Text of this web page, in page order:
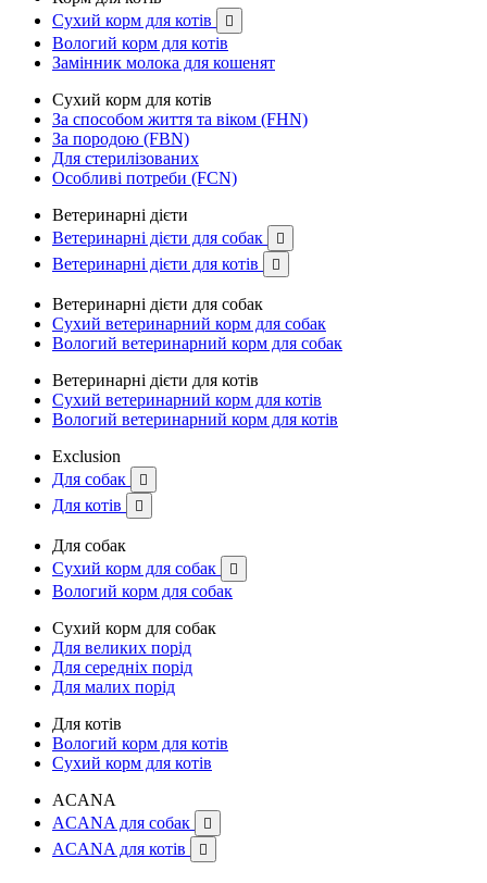
Сухий корм для котів

Вологий корм для котів
Замінник молока для кошенят
Сухий корм для котів
За способом життя та віком (FHN)
За породою (FBN)
Для стерилізованих
Особливі потреби (FCN)
Ветеринарні дієти
Ветеринарні дієти для собак

Ветеринарні дієти для котів 
Ветеринарні дієти для собак
Сухий ветеринарний корм для собак
Вологий ветеринарний корм для собак
Ветеринарні дієти для котів
Сухий ветеринарний корм для котів
Вологий ветеринарний корм для котів
Exclusion
Для собак

Для котів 
Для собак
Сухий корм для собак

Вологий корм для собак
Сухий корм для собак
Для великих порід
Для середніх порід
Для малих порід
Для котів
Вологий корм для котів
Сухий корм для котів
ACANA
ACANA для собак

ACANA для котів 